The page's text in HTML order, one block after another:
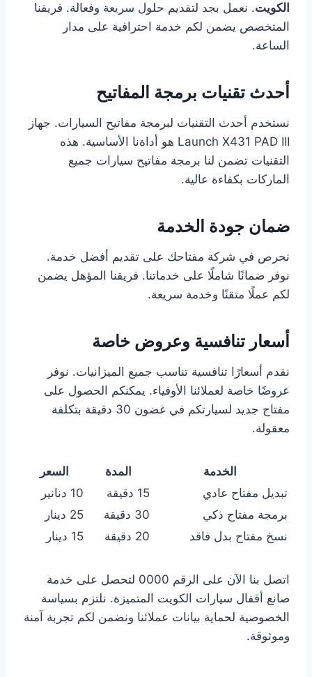
الكويت. نعمل بجد لتقديم حلول سريعة وفعالة. فريقنا
المتخصص يضمن لكم خدمة احترافية على مدار
الساعة.
أحدث تقنيات برمجة المفاتيح
نستخدم أحدث التقنيات لبرمجة مفاتيح السيارات. جهاز
Launch X431 PAD III هو أداةنا الأساسية. هذه
التقنيات تضمن لنا برمجة مفاتيح سيارات جميع
الماركات بكفاءة عالية.
ضمان جودة الخدمة
نحرص في شركة مفتاحك على تقديم أفضل خدمة.
نوفر ضمانًا شاملًا على خدماتنا. فريقنا المؤهل يضمن
لكم عملًا متقنًا وخدمة سريعة.
أسعار تنافسية وعروض خاصة
نقدم أسعارًا تنافسية تناسب جميع الميزانيات. نوفر
عروضًا خاصة لعملائنا الأوفياء. يمكنكم الحصول على
مفتاح جديد لسيارتكم في غضون 30 دقيقة بتكلفة
معقولة.
الخدمة المدة
السعر
تبديل مفتاح عادي
15 دقيقة
10 دنانير
برمجة مفتاح ذكي
30 دقيقة
25 دينار
نسخ مفتاح بدل فاقد
20 دقيقة 15 دينار
اتصل بنا الآن على الرقم 0000 لتحصل على خدمة
صانع أقفال سيارات الكويت المتميزة. نلتزم بسياسة
الخصوصية لحماية بيانات عملائنا ونضمن لكم تجربة آمنة
وموثوقة.